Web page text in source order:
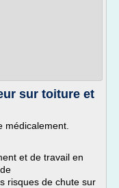
sur toiture et
médicalement.
et de travail en
risques de chute sur